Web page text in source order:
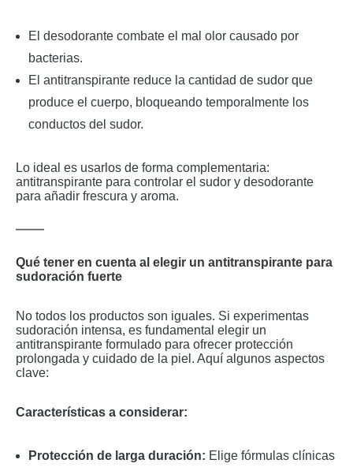
El desodorante combate el mal olor causado por
bacterias.
El antitranspirante reduce la cantidad de sudor que
produce el cuerpo, bloqueando temporalmente los
conductos del sudor.
Lo ideal es usarlos de forma complementaria:
antitranspirante para controlar el sudor y desodorante
para añadir frescura y aroma.
Qué tener en cuenta al elegir un antitranspirante para
sudoración fuerte
No todos los productos son iguales. Si experimentas
sudoración intensa, es fundamental elegir un
antitranspirante formulado para ofrecer protección
prolongada y cuidado de la piel. Aquí algunos aspectos
clave:
Características a considerar:
Protección de larga duración: Elige fórmulas clínicas